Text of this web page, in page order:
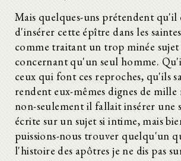
Mais quelques-uns prétendent
d'insérer cette épître dans les
comme traitant un trop minée sujet
concernant qu'un seul homme.
ceux qui font ces reproches, qu'ils
rendent eux-mêmes dignes de
non-seulement il fallait insérer une
écrite sur un sujet si intime, mais
puissions-nous trouver quelqu'un
l'histoire des apôtres je ne dis pas